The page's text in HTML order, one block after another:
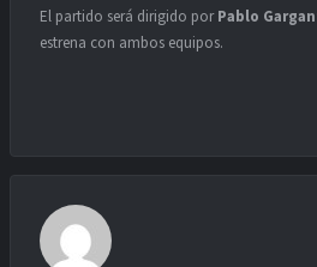
El partido será dirigido porPablo
estrena con ambos equipos.